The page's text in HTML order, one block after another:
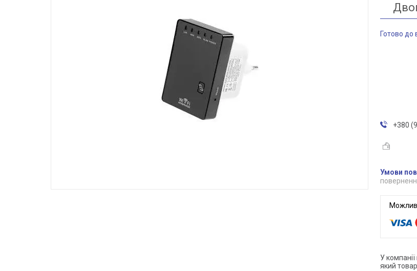
Готово до
+380
У
який